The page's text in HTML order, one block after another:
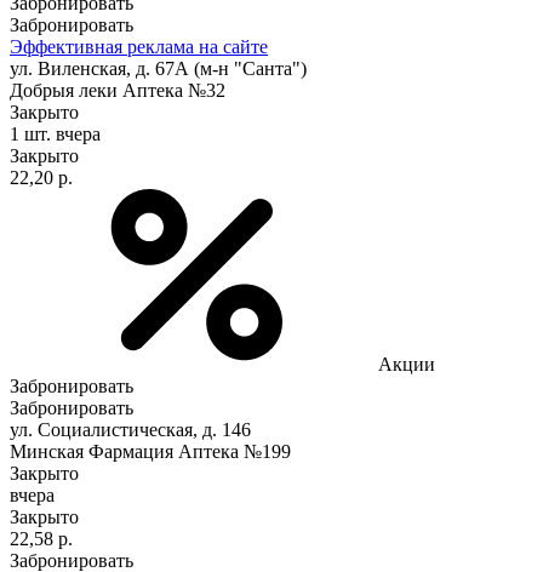
Забронировать
Эффективная реклама на сайте
ул. Виленская, д. 67А (м-н "Санта")
Добрыя леки Аптека №32
Закрыто
1 шт. вчера
Закрыто
22,20 р.
Акции
Забронировать
Забронировать
ул. Социалистическая, д. 146
Минская Фармация Аптека №199
Закрыто
вчера
Закрыто
22,58 р.
Забронировать